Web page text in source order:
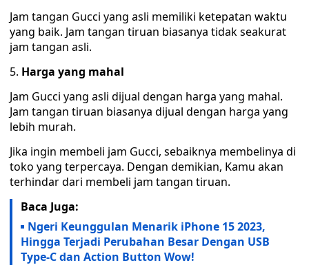
Jam tangan Gucci yang asli memiliki ketepatan waktu
yang baik. Jam tangan tiruan biasanya tidak seakurat
jam tangan asli.
Harga yang mahal
Jam Gucci yang asli dijual dengan harga yang mahal.
Jam tangan tiruan biasanya dijual dengan harga yang
lebih murah.
Jika ingin membeli jam Gucci, sebaiknya membelinya di
toko yang terpercaya. Dengan demikian, Kamu akan
terhindar dari membeli jam tangan tiruan.
Baca Juga:
Ngeri Keunggulan Menarik iPhone 15 2023,
Hingga Terjadi Perubahan Besar Dengan USB
Type-C dan Action Button Wow!